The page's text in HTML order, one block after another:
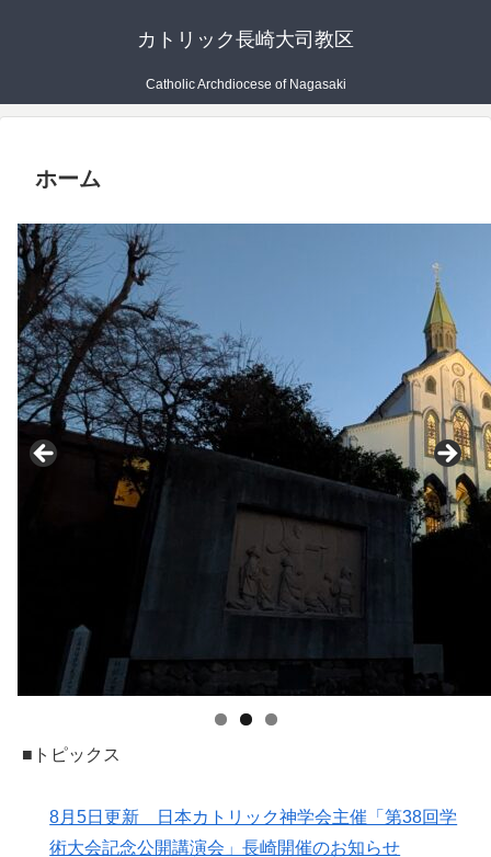
カトリック長崎大司教区
Catholic Archdiocese of Nagasaki
ホーム
■トピックス
8月5日更新 日本カトリック神学会主催「第38回学
術大会記念公開講演会」長崎開催のお知らせ